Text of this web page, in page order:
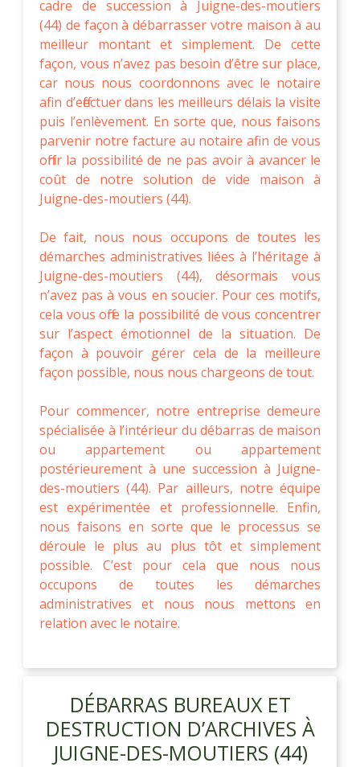
cadre de succession à Juigne-des-moutiers
(44) de façon à débarrasser votre maison à au
meilleur montant et simplement. De cette
façon, vous n’avez pas besoin d’être sur place,
car nous nous coordonnons avec le notaire
afin d’effectuer dans les meilleurs délais la visite
puis l’enlèvement. En sorte que, nous faisons
parvenir notre facture au notaire afin de vous
offrir la possibilité de ne pas avoir à avancer le
coût de notre solution de vide maison à
Juigne-des-moutiers (44).
De fait, nous nous occupons de toutes les
démarches administratives liées à l’héritage à
Juigne-des-moutiers (44), désormais vous
n’avez pas à vous en soucier. Pour ces motifs,
cela vous offre la possibilité de vous concentrer
sur l’aspect émotionnel de la situation. De
façon à pouvoir gérer cela de la meilleure
façon possible, nous nous chargeons de tout.
Pour commencer, notre entreprise demeure
spécialisée à l’intérieur du débarras de maison
ou appartement ou appartement
postérieurement à une succession à Juigne-
des-moutiers (44). Par ailleurs, notre équipe
est expérimentée et professionnelle. Enfin,
nous faisons en sorte que le processus se
déroule le plus au plus tôt et simplement
possible. C’est pour cela que nous nous
occupons de toutes les démarches
administratives et nous nous mettons en
relation avec le notaire.
DÉBARRAS BUREAUX ET
DESTRUCTION D’ARCHIVES À
JUIGNE-DES-MOUTIERS (44)